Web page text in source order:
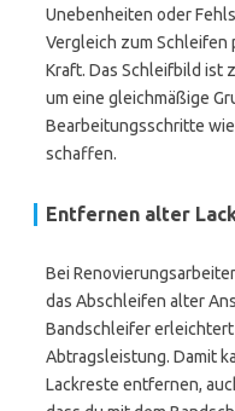
Unebenheiten oder
Vergleich zum Schleifen
Kraft. Das Schleifbild ist
um eine gleichmäßige
Bearbeitungsschritte
schaffen.
Entfernen alter
Bei
das Abschleifen alter
Bandschleifer
Abtragsleistung. Damit
Lackreste entfernen,